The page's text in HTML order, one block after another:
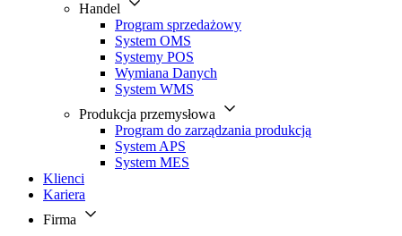
Handel
Program sprzedażowy
System OMS
Systemy POS
Wymiana Danych
System WMS
Produkcja przemysłowa
Program do zarządzania produkcją
System APS
System MES
Klienci
Kariera
Firma